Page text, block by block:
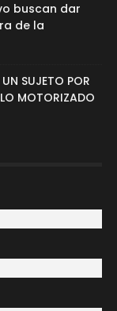
buscan dar
de la
SUJETO POR
MOTORIZADO